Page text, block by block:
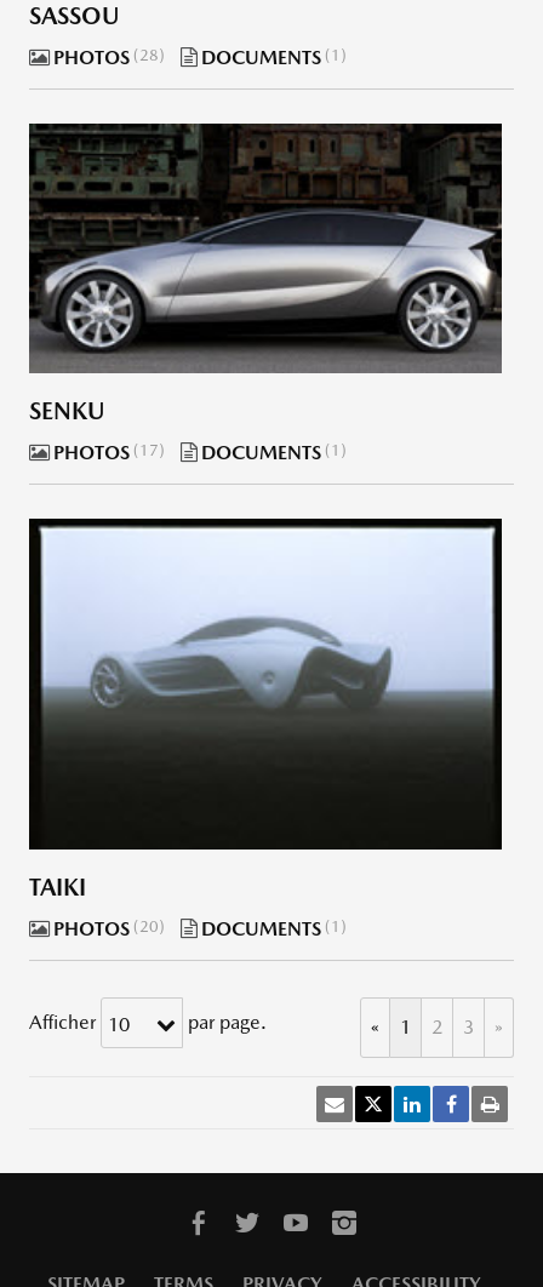
SASSOU
PHOTOS 28 DOCUMENTS 1
SENKU
PHOTOS 17 DOCUMENTS 1
TAIKI
PHOTOS 20 DOCUMENTS 1
Afficher 10 par page. « 1 2 3 »